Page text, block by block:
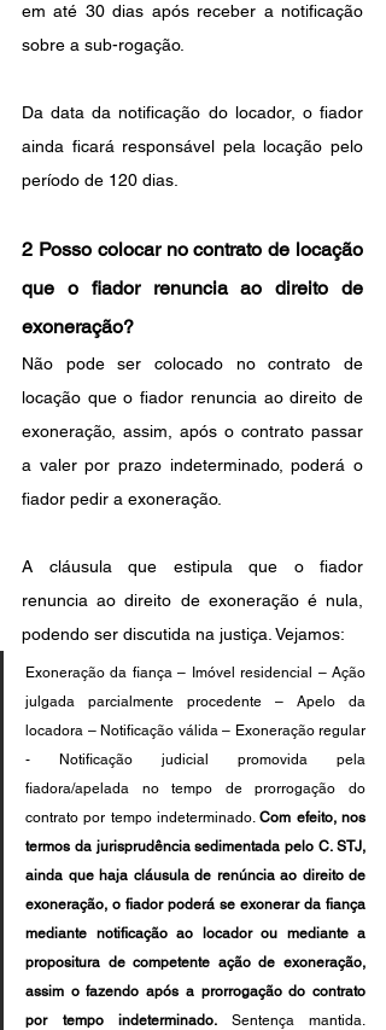
em até 30 dias após receber a notificação
sobre a sub-rogação.
Da data da notificação do locador, o fiador
ainda ficará responsável pela locação pelo
período de 120 dias.
2 Posso colocar no contrato de locação
que o fiador renuncia ao direito de
exoneração?
Não pode ser colocado no contrato de
locação que o fiador renuncia ao direito de
exoneração, assim, após o contrato passar
a valer por prazo indeterminado, poderá o
fiador pedir a exoneração.
A cláusula que estipula que o fiador
renuncia ao direito de exoneração é nula,
podendo ser discutida na justiça. Vejamos:
Exoneração da fiança – Imóvel residencial – Ação
julgada parcialmente procedente – Apelo da
locadora – Notificação válida – Exoneração regular
- Notificação judicial promovida pela
fiadora/apelada no tempo de prorrogação do
contrato por tempo indeterminado. Com efeito, nos
termos da jurisprudência sedimentada pelo C. STJ,
ainda que haja cláusula de renúncia ao direito de
exoneração, o fiador poderá se exonerar da fiança
mediante notificação ao locador ou mediante a
propositura de competente ação de exoneração,
assim o fazendo após a prorrogação do contrato
por tempo indeterminado. Sentença mantida.